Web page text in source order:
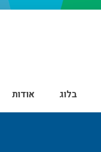
בלוג אודות